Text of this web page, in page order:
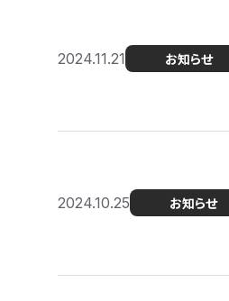
2024.11.21 お知らせ
2024.10.25 お知らせ